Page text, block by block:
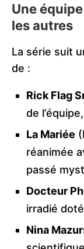
Une
les autres
La série suit
de :
Rick Flag
de
La Mariée
réanimée
passé
Docteur
irradié
Nina